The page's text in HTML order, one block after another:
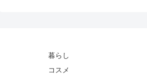
暮らし
コスメ